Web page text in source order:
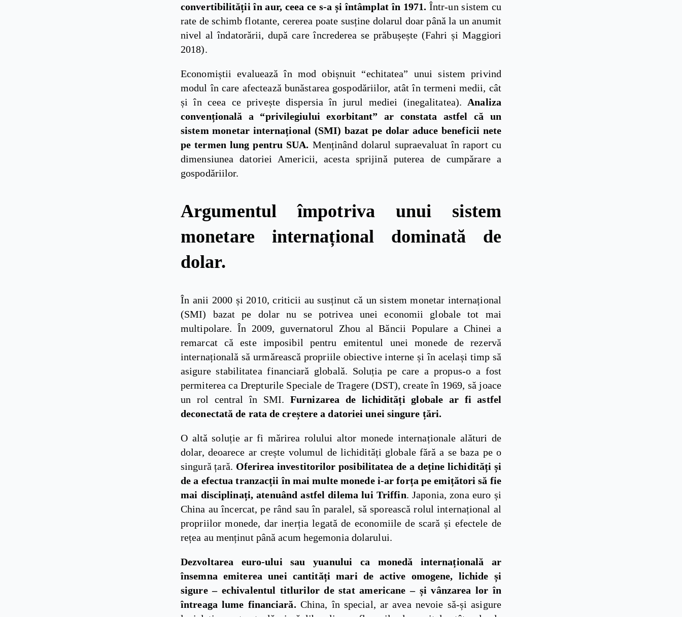
convertibilității în aur, ceea ce s-a și întâmplat în 1971. Într-un sistem cu
rate de schimb flotante, cererea poate susține dolarul doar până la un anumit
nivel al îndatorării, după care încrederea se prăbușește (Fahri și Maggiori
2018).
Economiștii evaluează în mod obișnuit “echitatea” unui sistem privind
modul în care afectează bunăstarea gospodăriilor, atât în termeni medii, cât
și în ceea ce privește dispersia în jurul mediei (inegalitatea). Analiza
convențională a “privilegiului exorbitant” ar constata astfel că un
sistem monetar internațional (SMI) bazat pe dolar aduce beneficii nete
pe termen lung pentru SUA. Menținând dolarul supraevaluat în raport cu
dimensiunea datoriei Americii, acesta sprijină puterea de cumpărare a
gospodăriilor.
Argumentul împotriva unui sistem
monetare internațional dominată de
dolar.
În anii 2000 și 2010, criticii au susținut că un sistem monetar internațional
(SMI) bazat pe dolar nu se potrivea unei economii globale tot mai
multipolare. În 2009, guvernatorul Zhou al Băncii Populare a Chinei a
remarcat că este imposibil pentru emitentul unei monede de rezervă
internațională să urmărească propriile obiective interne și în același timp să
asigure stabilitatea financiară globală. Soluția pe care a propus-o a fost
permiterea ca Drepturile Speciale de Tragere (DST), create în 1969, să joace
un rol central în SMI.Furnizarea de lichidități globale ar fi astfel
deconectată de rata de creștere a datoriei unei singure țări.
O altă soluție ar fi mărirea rolului altor monede internaționale alături de
dolar, deoarece ar crește volumul de lichidități globale fără a se baza pe o
singură țară. Oferirea investitorilor posibilitatea de a deține lichidități și
de a efectua tranzacții în mai multe monede i-ar forța pe emițători să fie
mai disciplinați, atenuând astfel dilema lui Triffin. Japonia, zona euro și
China au încercat, pe rând sau în paralel, să sporească rolul internațional al
propriilor monede, dar inerția legată de economiile de scară și efectele de
rețea au menținut până acum hegemonia dolarului.
Dezvoltarea euro-ului sau yuanului ca monedă internațională ar
însemna emiterea unei cantități mari de active omogene, lichide și
sigure – echivalentul titlurilor de stat americane – și vânzarea lor în
întreaga lume financiară. China, în special, ar avea nevoie să-și asigure